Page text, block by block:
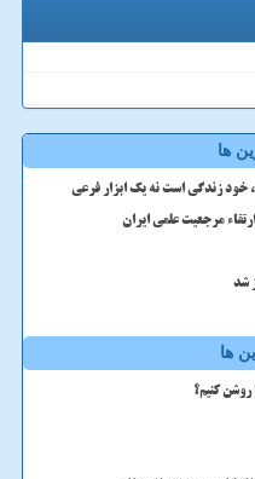
ها
خود زندگی است نه یک ابزار فرعی
مرجعیت علمی ایران
ها
کنیم؟